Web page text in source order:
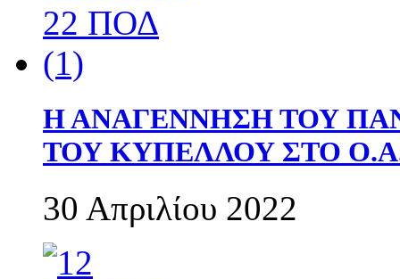
Η ΑΝΑΓΕΝΝΗΣΗ ΤΟΥ
ΤΟΥ ΚΥΠΕΛΛΟΥ ΣΤΟ
30 Απριλίου 2022